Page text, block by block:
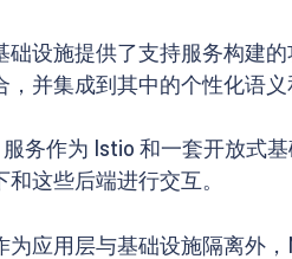
础设施提供了支持服务构建
，并集成到其中的个性化语义
服务作为 Istio 和一套开放式
和这些后端进行交互。
为应用层与基础设施隔离外